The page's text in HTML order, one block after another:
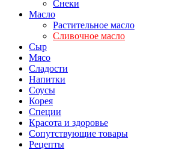
Снеки
Масло
Растительное масло
Сливочное масло
Сыр
Мясо
Сладости
Напитки
Соусы
Корея
Специи
Красота и здоровье
Сопутствующие товары
Рецепты